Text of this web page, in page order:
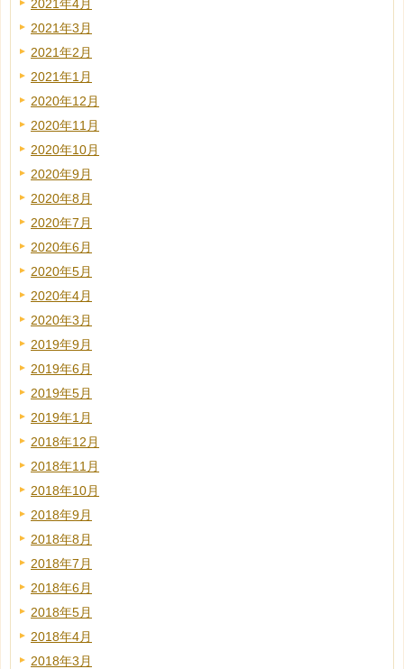
2021年4月
2021年3月
2021年2月
2021年1月
2020年12月
2020年11月
2020年10月
2020年9月
2020年8月
2020年7月
2020年6月
2020年5月
2020年4月
2020年3月
2019年9月
2019年6月
2019年5月
2019年1月
2018年12月
2018年11月
2018年10月
2018年9月
2018年8月
2018年7月
2018年6月
2018年5月
2018年4月
2018年3月